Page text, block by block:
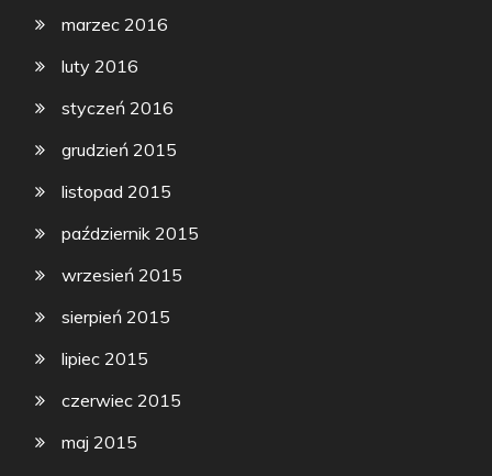
marzec 2016
luty 2016
styczeń 2016
grudzień 2015
listopad 2015
październik 2015
wrzesień 2015
sierpień 2015
lipiec 2015
czerwiec 2015
maj 2015